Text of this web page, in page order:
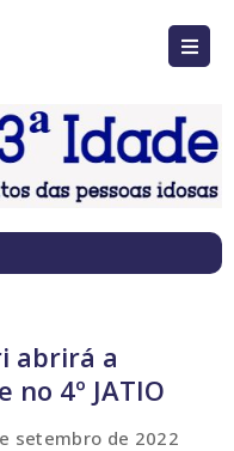
abrirá a
4º JATIO
setembro de 2022